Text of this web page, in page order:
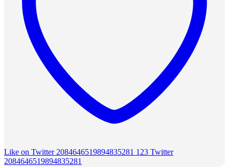
Like on Twitter 2084646519894835281 123 Twitter
2084646519894835281